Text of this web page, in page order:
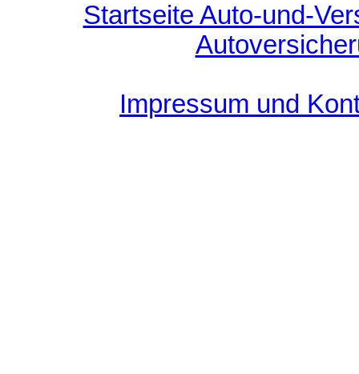
Startseite Auto-und-
Impressum und